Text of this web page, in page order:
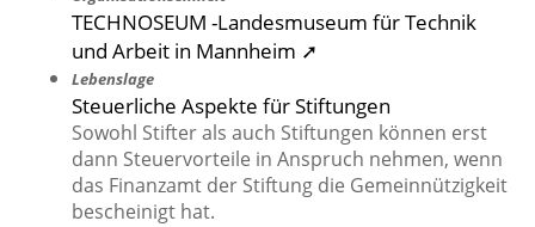
TECHNOSEUM -Landesmuseum für Technik
und Arbeit in Mannheim ➚
Lebenslage
Steuerliche Aspekte für Stiftungen
Sowohl Stifter als auch Stiftungen können erst
dann Steuervorteile in Anspruch nehmen, wenn
das Finanzamt der Stiftung die Gemeinnützigkeit
bescheinigt hat.